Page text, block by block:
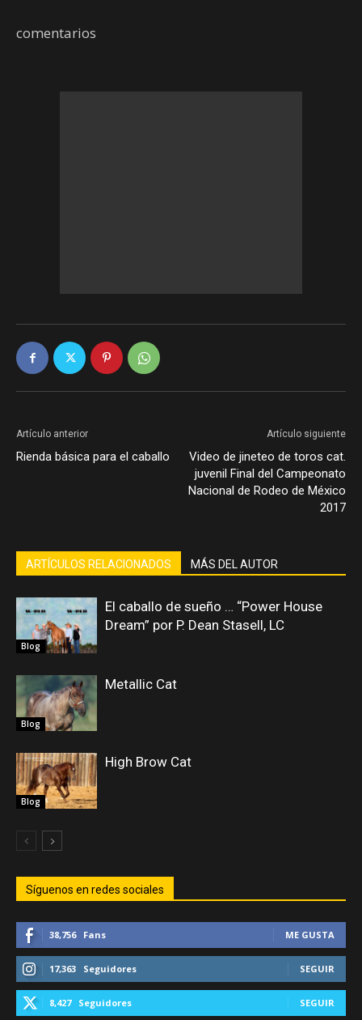
comentarios
Artículo anterior
Rienda básica para el caballo
Artículo siguiente
Video de jineteo de toros cat.
juvenil Final del Campeonato
Nacional de Rodeo de México
2017
ARTÍCULOS RELACIONADOS MÁS DEL AUTOR
Blog
El caballo de sueño … “Power House
Dream” por P. Dean Stasell, LC
Blog
Metallic Cat
Blog
High Brow Cat
Síguenos en redes sociales
38,756 Fans ME GUSTA
17,363 Seguidores SEGUIR
8,427 Seguidores SEGUIR